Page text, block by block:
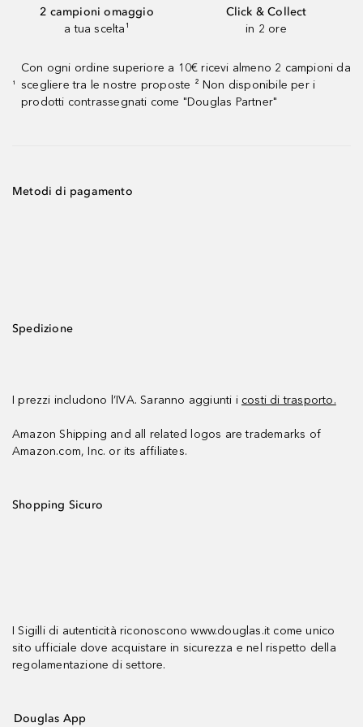
2 campioni omaggio
a tua scelta¹
Click & Collect
in 2 ore
¹
Con ogni ordine superiore a 10€ ricevi almeno 2 campioni da
scegliere tra le nostre proposte ² Non disponibile per i
prodotti contrassegnati come "Douglas Partner"
Metodi di pagamento
Spedizione
I prezzi includono l’IVA. Saranno aggiunti i costi di trasporto.
Amazon Shipping and all related logos are trademarks of
Amazon.com, Inc. or its affiliates.
Shopping Sicuro
I Sigilli di autenticità riconoscono www.douglas.it come unico
sito ufficiale dove acquistare in sicurezza e nel rispetto della
regolamentazione di settore.
Douglas App